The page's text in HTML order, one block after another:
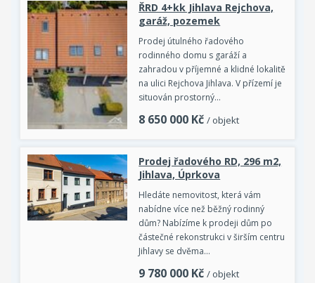
ŘRD 4+kk Jihlava Rejchova,
garáž, pozemek
Prodej útulného řadového
rodinného domu s garáží a
zahradou v příjemné a klidné lokalitě
na ulici Rejchova Jihlava. V přízemí je
situován prostorný…
8 650 000 Kč / objekt
Prodej řadového RD, 296 m2,
Jihlava, Úprkova
Hledáte nemovitost, která vám
nabídne více než běžný rodinný
dům? Nabízíme k prodeji dům po
částečné rekonstrukci v širším centru
Jihlavy se dvěma…
9 780 000 Kč / objekt